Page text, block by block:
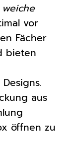
weiche
vor
Fächer
bieten
aus
öffnen zu